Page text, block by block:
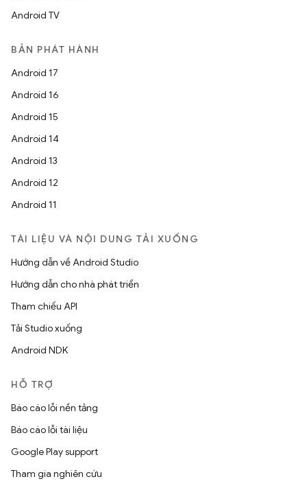
Android TV
BẢN PHÁT HÀNH
Android 17
Android 16
Android 15
Android 14
Android 13
Android 12
Android 11
TÀI LIỆU VÀ NỘI DUNG TẢI XUỐNG
Hướng dẫn về Android Studio
Hướng dẫn cho nhà phát triển
Tham chiếu API
Tải Studio xuống
Android NDK
HỖ TRỢ
Báo cáo lỗi nền tảng
Báo cáo lỗi tài liệu
Google Play support
Tham gia nghiên cứu